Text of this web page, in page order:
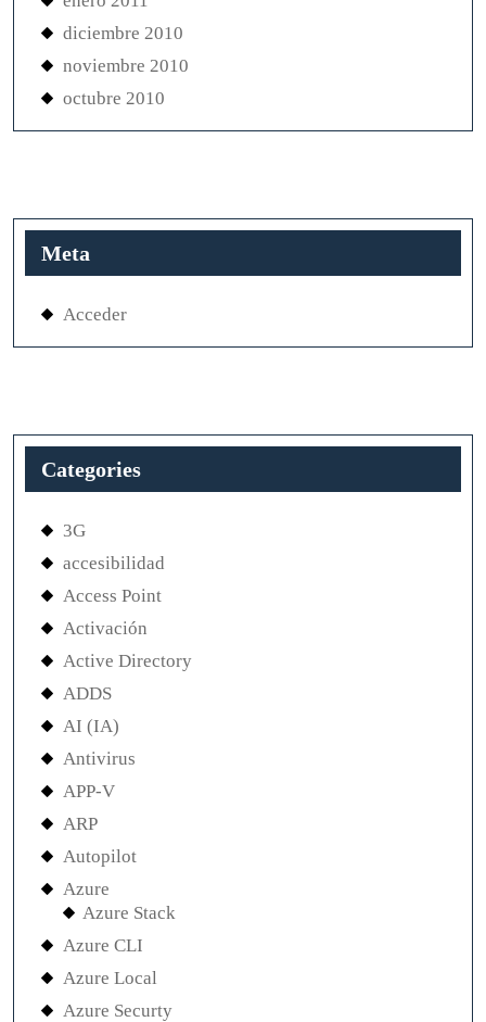
diciembre 2010
noviembre 2010
octubre 2010
Meta
Acceder
Categories
3G
accesibilidad
Access Point
Activación
Active Directory
ADDS
AI (IA)
Antivirus
APP-V
ARP
Autopilot
Azure
Azure Stack
Azure CLI
Azure Local
Azure Securty